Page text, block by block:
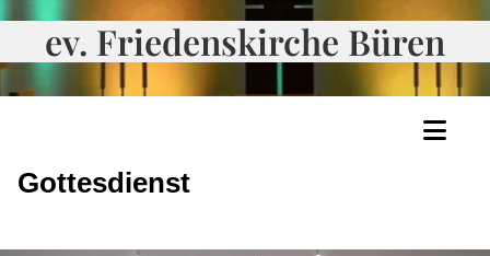
ev. Friedenskirche Büren
Gottesdienst